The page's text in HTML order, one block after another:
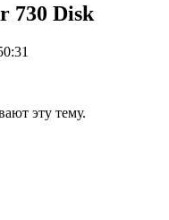
730 Disk
эту тему.